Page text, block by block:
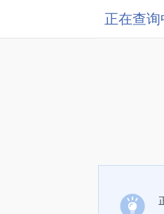
正在查询